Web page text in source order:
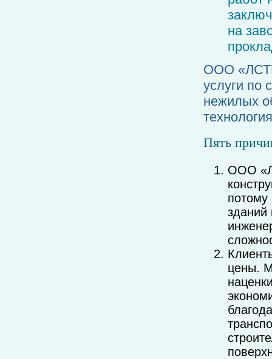
на
ООО
услуги по
нежилых
Пять
ООО
потому
зданий
цены.